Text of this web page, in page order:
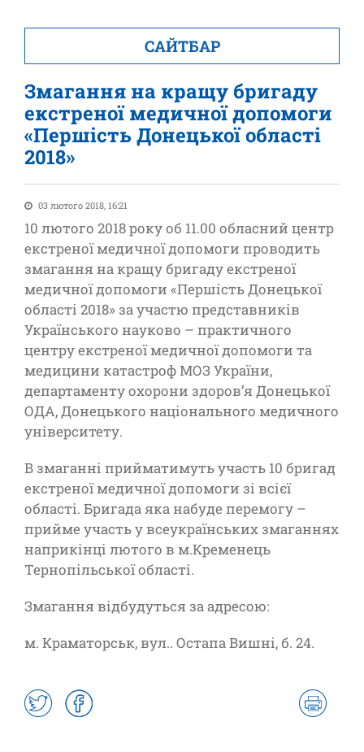
САЙТБАР
Змагання на кращу бригаду
екстреної медичної допомоги
«Першість Донецької області
2018»
03 лютого 2018, 16:21
10 лютого 2018 року об 11.00 обласний центр
екстреної медичної допомоги проводить
змагання на кращу бригаду екстреної
медичної допомоги «Першість Донецької
області 2018» за участю представників
Українського науково – практичного
центру екстреної медичної допомоги та
медицини катастроф МОЗ України,
департаменту охорони здоров’я Донецької
ОДА, Донецького національного медичного
університету.
В змаганні прийматимуть участь 10 бригад
екстреної медичної допомоги зі всієї
області. Бригада яка набуде перемогу –
прийме участь у всеукраїнських змаганнях
наприкінці лютого в м.Кременець
Тернопільської області.
Змагання відбудуться за адресою:
м. Краматорськ, вул.. Остапа Вишні, б. 24.